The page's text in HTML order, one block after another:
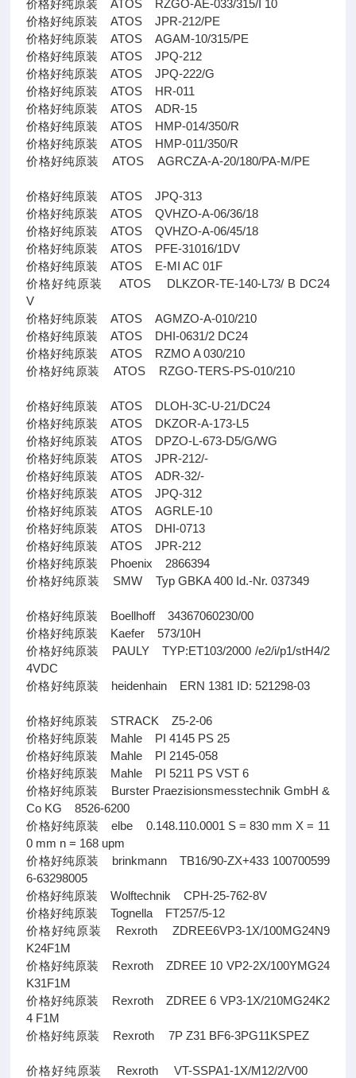
价格好纯原装 ATOS RZGO-AE-033/315/I 10
价格好纯原装 ATOS JPR-212/PE
价格好纯原装 ATOS AGAM-10/315/PE
价格好纯原装 ATOS JPQ-212
价格好纯原装 ATOS JPQ-222/G
价格好纯原装 ATOS HR-011
价格好纯原装 ATOS ADR-15
价格好纯原装 ATOS HMP-014/350/R
价格好纯原装 ATOS HMP-011/350/R
价格好纯原装 ATOS AGRCZA-A-20/180/PA-M/PE
价格好纯原装 ATOS JPQ-313
价格好纯原装 ATOS QVHZO-A-06/36/18
价格好纯原装 ATOS QVHZO-A-06/45/18
价格好纯原装 ATOS PFE-31016/1DV
价格好纯原装 ATOS E-MI AC 01F
价格好纯原装 ATOS DLKZOR-TE-140-L73/ B DC24
V
价格好纯原装 ATOS AGMZO-A-010/210
价格好纯原装 ATOS DHI-0631/2 DC24
价格好纯原装 ATOS RZMO A 030/210
价格好纯原装 ATOS RZGO-TERS-PS-010/210
价格好纯原装 ATOS DLOH-3C-U-21/DC24
价格好纯原装 ATOS DKZOR-A-173-L5
价格好纯原装 ATOS DPZO-L-673-D5/G/WG
价格好纯原装 ATOS JPR-212/-
价格好纯原装 ATOS ADR-32/-
价格好纯原装 ATOS JPQ-312
价格好纯原装 ATOS AGRLE-10
价格好纯原装 ATOS DHI-0713
价格好纯原装 ATOS JPR-212
价格好纯原装 Phoenix 2866394
价格好纯原装 SMW Typ GBKA 400 Id.-Nr. 037349
价格好纯原装 Boellhoff 34367060230/00
价格好纯原装 Kaefer 573/10H
价格好纯原装 PAULY TYP:ET103/2000 /e2/i/p1/stH4/2
4VDC
价格好纯原装 heidenhain ERN 1381 ID: 521298-03
价格好纯原装 STRACK Z5-2-06
价格好纯原装 Mahle PI 4145 PS 25
价格好纯原装 Mahle PI 2145-058
价格好纯原装 Mahle PI 5211 PS VST 6
价格好纯原装 Burster Praezisionsmesstechnik GmbH &
Co KG 8526-6200
价格好纯原装 elbe 0.148.110.0001 S = 830 mm X = 11
0 mm n = 168 upm
价格好纯原装 brinkmann TB16/90-ZX+433 100700599
6-63298005
价格好纯原装 Wolftechnik CPH-25-762-8V
价格好纯原装 Tognella FT257/5-12
价格好纯原装 Rexroth ZDREE6VP3-1X/100MG24N9
K24F1M
价格好纯原装 Rexroth ZDREE 10 VP2-2X/100YMG24
K31F1M
价格好纯原装 Rexroth ZDREE 6 VP3-1X/210MG24K2
4 F1M
价格好纯原装 Rexroth 7P Z31 BF6-3PG11KSPEZ
价格好纯原装 Rexroth VT-SSPA1-1X/M12/2/V00